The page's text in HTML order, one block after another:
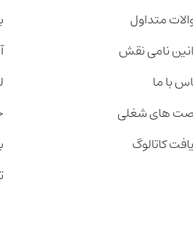
متداول
نامی نقش
با ما
های شغلی
کاتالوگ